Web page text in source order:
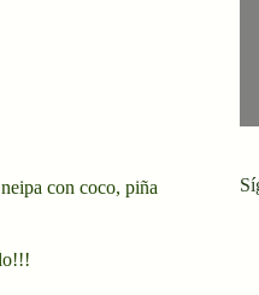
con coco, piña